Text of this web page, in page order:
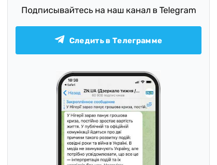
Подписывайтесь на наш канал в Telegram
Следить в Телеграмме